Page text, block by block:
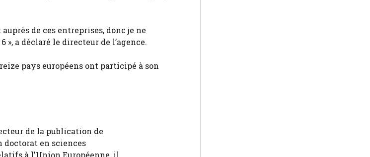
de ces entreprises, donc je ne
», a déclaré le directeur de l’agence.
pays européens ont participé à son
de la publication de
doctorat en sciences
à l'Union Européenne, il